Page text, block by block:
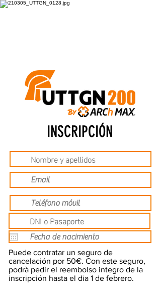
INSCRIPCIÓN
Puede contratar un seguro de
cancelación por 50€. Con este seguro,
podrà pedir el reembolso integro de la
inscripción hasta el dia 1 de febrero.